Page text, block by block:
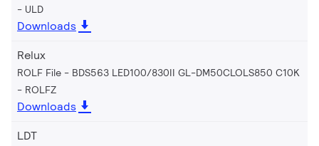
ULD
Downloads
Relux
ROLF File - BDS563 LED100/830II GL-DM50CLOLS850 C10K
ROLFZ
Downloads
LDT